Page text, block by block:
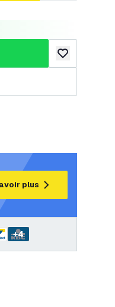
ajouter à la
et plans d’éclairage
plus
+4